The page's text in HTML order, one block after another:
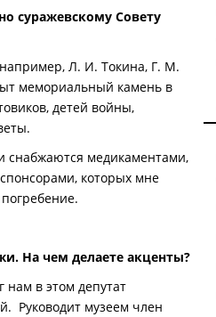
суражевскому Совету
Л. И. Токина, Г. М.
мемориальный камень в
детей войны,
снабжаются медикаментами,
которых мне
На чем делаете акценты?
в этом депутат
Руководит музеем член